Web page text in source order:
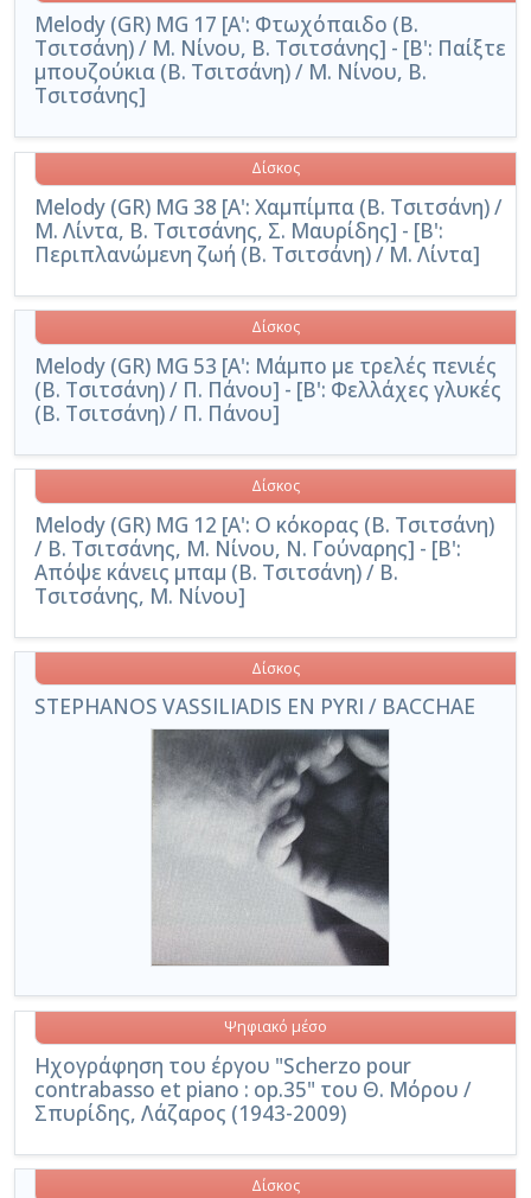
Melody (GR) MG 17 [A': Φτωχόπαιδο (Β.
Τσιτσάνη) / Μ. Νίνου, Β. Τσιτσάνης] - [Β': Παίξτε
μπουζούκια (Β. Τσιτσάνη) / Μ. Νίνου, Β.
Τσιτσάνης]
Melody (GR) MG 38 [A': Χαμπίμπα (Β. Τσιτσάνη) /
Μ. Λίντα, Β. Τσιτσάνης, Σ. Μαυρίδης] - [Β':
Περιπλανώμενη ζωή (Β. Τσιτσάνη) / Μ. Λίντα]
Δίσκος
Melody (GR) MG 53 [Α': Μάμπο με τρελές πενιές
(Β. Τσιτσάνη) / Π. Πάνου] - [Β': Φελλάχες γλυκές
(Β. Τσιτσάνη) / Π. Πάνου]
Δίσκος
Melody (GR) MG 12 [Α': Ο κόκορας (Β. Τσιτσάνη)
/ Β. Τσιτσάνης, Μ. Νίνου, Ν. Γούναρης] - [Β':
Απόψε κάνεις μπαμ (Β. Τσιτσάνη) / Β.
Τσιτσάνης, Μ. Νίνου]
Δίσκος
STEPHANOS VASSILIADIS EN PYRI / BACCHAE
Δίσκος
Ηχογράφηση του έργου "Scherzo pour
contrabasso et piano : op.35" του Θ. Μόρου /
Σπυρίδης, Λάζαρος (1943-2009)
Ψηφιακό μέσο
Δίσκος